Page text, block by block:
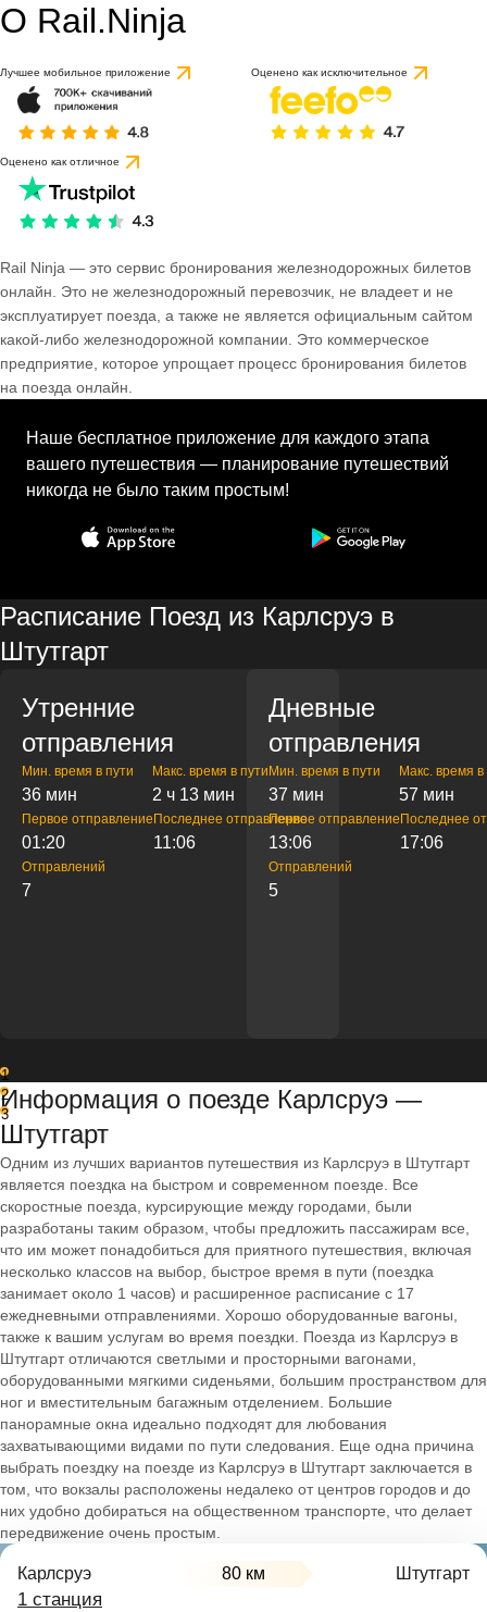
О Rail.Ninja
Лучшее мобильное приложение Оценено как исключительное
Оценено как отличное
Rail Ninja — это сервис бронирования железнодорожных билетов
онлайн. Это не железнодорожный перевозчик, не владеет и не
эксплуатирует поезда, а также не является официальным сайтом
какой-либо железнодорожной компании. Это коммерческое
предприятие, которое упрощает процесс бронирования билетов
на поезда онлайн.
Наше бесплатное приложение для каждого этапа
вашего путешествия — планирование путешествий
никогда не было таким простым!
Расписание Поезд из Карлсруэ в
Штутгарт
Утренние
отправления
Мин. время в пути
36 мин
Макс. время в пути
2 ч 13 мин
Первое отправление
01:20
Последнее отправление
11:06
Отправлений
7
Дневные
отправления
Мин. время в пути
37 мин
Макс. время в
57 мин
Первое отправление
13:06
Последнее
17:06
Отправлений
5
1
2
3
Информация о поезде Карлсруэ —
Штутгарт
Одним из лучших вариантов путешествия из Карлсруэ в Штутгарт
является поездка на быстром и современном поезде. Все
скоростные поезда, курсирующие между городами, были
разработаны таким образом, чтобы предложить пассажирам все,
что им может понадобиться для приятного путешествия, включая
несколько классов на выбор, быстрое время в пути (поездка
занимает около 1 часов) и расширенное расписание с 17
ежедневными отправлениями. Хорошо оборудованные вагоны,
также к вашим услугам во время поездки. Поезда из Карлсруэ в
Штутгарт отличаются светлыми и просторными вагонами,
оборудованными мягкими сиденьями, большим пространством для
ног и вместительным багажным отделением. Большие
панорамные окна идеально подходят для любования
захватывающими видами по пути следования. Еще одна причина
выбрать поездку на поезде из Карлсруэ в Штутгарт заключается в
том, что вокзалы расположены недалеко от центров городов и до
них удобно добираться на общественном транспорте, что делает
передвижение очень простым.
Карлсруэ 80 км Штутгарт
1 станция